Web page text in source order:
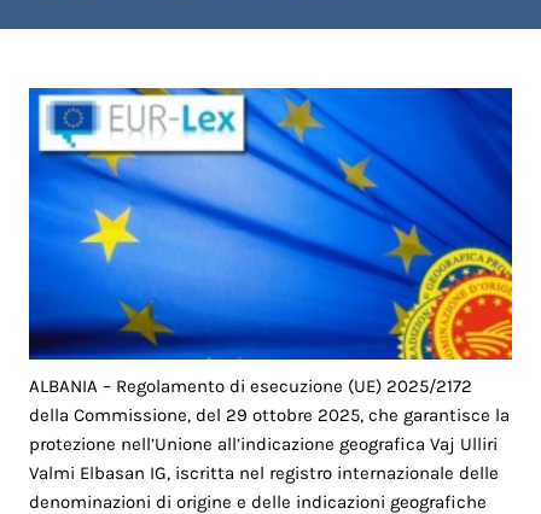
ALBANIA – Regolamento di esecuzione (UE) 2025/2172
della Commissione, del 29 ottobre 2025, che garantisce la
protezione nell’Unione all’indicazione geografica Vaj Ulliri
Valmi Elbasan IG, iscritta nel registro internazionale delle
denominazioni di origine e delle indicazioni geografiche